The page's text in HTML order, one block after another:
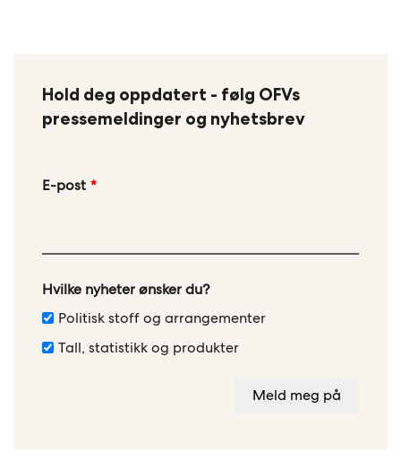
Hold deg oppdatert - følg OFVs
pressemeldinger og nyhetsbrev
Leave
blank
E-post
Hvilke nyheter ønsker du?
Politisk stoff og arrangementer
Tall, statistikk og produkter
Meld meg på